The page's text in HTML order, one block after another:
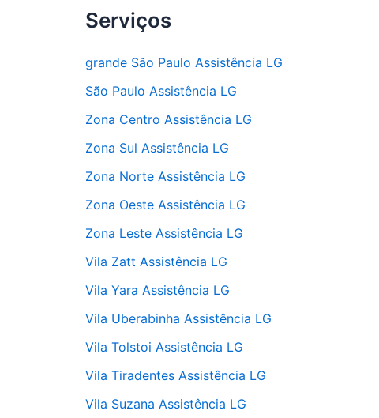
Serviços
grande São Paulo Assistência LG
São Paulo Assistência LG
Zona Centro Assistência LG
Zona Sul Assistência LG
Zona Norte Assistência LG
Zona Oeste Assistência LG
Zona Leste Assistência LG
Vila Zatt Assistência LG
Vila Yara Assistência LG
Vila Uberabinha Assistência LG
Vila Tolstoi Assistência LG
Vila Tiradentes Assistência LG
Vila Suzana Assistência LG